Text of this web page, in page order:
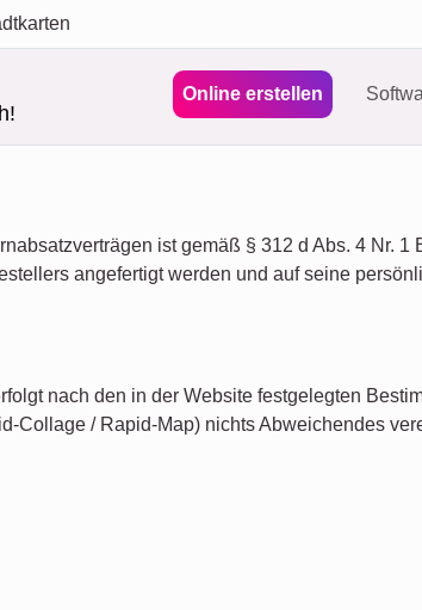
Online erstellen
ist gemäß § 312 d Abs. 4 Nr.
angefertigt werden und auf seine
nach den in der Website festgelegten
Collage / Rapid-Map) nichts Abweichendes